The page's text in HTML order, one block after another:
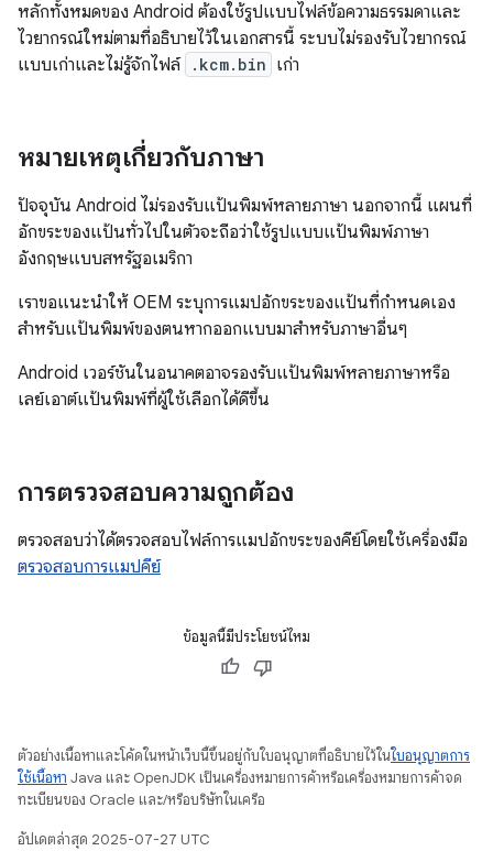
หลักทั้งหมดของ Android ต้องใช้รูปแบบไฟล์ข้อความธรรมดาและ
ไวยากรณ์ใหม่ตามที่อธิบายไว้ในเอกสารนี้ ระบบไม่รองรับไวยากรณ์
แบบเก่าและไม่รู้จักไฟล์ .kcm.bin เก่า
หมายเหตุเกี่ยวกับภาษา
ปัจจุบัน Android ไม่รองรับแป้นพิมพ์หลายภาษา นอกจากนี้ แผนที่
อักขระของแป้นทั่วไปในตัวจะถือว่าใช้รูปแบบแป้นพิมพ์ภาษา
อังกฤษแบบสหรัฐอเมริกา
เราขอแนะนำให้ OEM ระบุการแมปอักขระของแป้นที่กำหนดเอง
สำหรับแป้นพิมพ์ของตนหากออกแบบมาสำหรับภาษาอื่นๆ
Android เวอร์ชันในอนาคตอาจรองรับแป้นพิมพ์หลายภาษาหรือ
เลย์เอาต์แป้นพิมพ์ที่ผู้ใช้เลือกได้ดีขึ้น
การตรวจสอบความถูกต้อง
ตรวจสอบว่าได้ตรวจสอบไฟล์การแมปอักขระของคีย์โดยใช้เครื่องมือ
ตรวจสอบการแมปคีย์
ข้อมูลนี้มีประโยชน์ไหม
ตัวอย่างเนื้อหาและโค้ดในหน้าเว็บนี้ขึ้นอยู่กับใบอนุญาตที่อธิบายไว้ในใบอนุญาตการ
ใช้เนื้อหา Java และ OpenJDK เป็นเครื่องหมายการค้าหรือเครื่องหมายการค้าจด
ทะเบียนของ Oracle และ/หรือบริษัทในเครือ
อัปเดตล่าสุด 2025-07-27 UTC